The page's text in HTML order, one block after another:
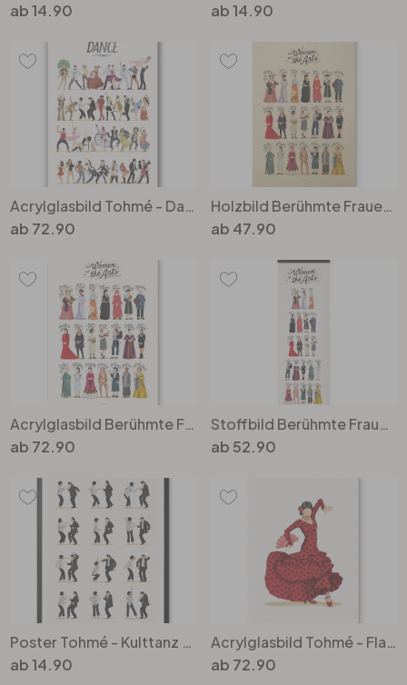
ab14.90
ab14.90
Acrylglasbild Tohmé - Dance Final
ab 72.90
Holzbild Berühmte Frauen in der Kunst - Tohmé
ab 47.90
Acrylglasbild Berühmte Frauen in der Kunst - Tohmé
ab 72.90
Stoffbild Berühmte Frauen in der Kunst - Tohmé - Panorama
ab 52.90
Poster Tohmé - Kulttanz aus Pulp Fiction
ab14.90
Acrylglasbild Tohmé - Flamenco
ab 72.90